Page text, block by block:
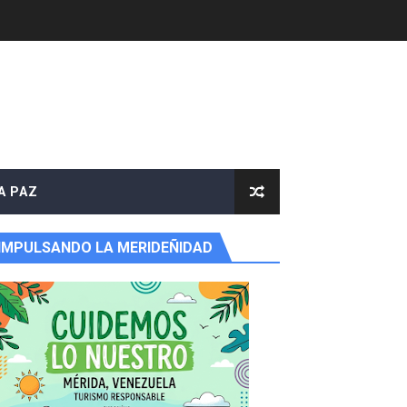
PAZ
IMPULSANDO LA MERIDEÑIDAD